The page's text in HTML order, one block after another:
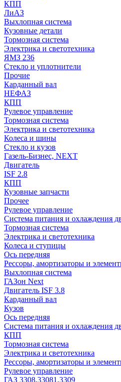
КПП
ЛиАЗ
Выхлопная система
Кузовные детали
Тормозная система
Электрика и светотехника
ЯМЗ 236
Стекло и уплотнители
Прочие
Карданный вал
НЕФАЗ
КПП
Рулевое управление
Тормозная система
Электрика и светотехника
Колеса и шины
Стекло и кузов
Газель-Бизнес, NEXT
Двигатель
ISF 2.8
КПП
Кузовные запчасти
Прочее
Рулевое управление
Система питания и охлаждения
Тормозная система
Электрика и светотехника
Колеса и ступицы
Ось передняя
Рессоры, амортизаторы и
Выхлопная система
ГАЗон Next
Двигатель ISF 3.8
Карданный вал
Кузов
Ось передняя
Система питания и охлаждения
КПП
Тормозная система
Электрика и светотехника
Рессоры, амортизаторы и
Рулевое управление
ГАЗ 3308,33081,3309